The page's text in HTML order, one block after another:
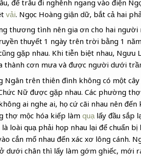
để trâu đi nghênh ngang vào điện
vải. Ngọc Hoàng giận dữ, bắt cả hai
thương tình nên gia ơn cho hai
thuyết 1 ngày trên trời bằng 1
gặp nhau. Khi tiễn biệt nhau,
thành cơn mưa và được người dưới
Ngân trên thiên đình không có một
Nữ được gặp nhau. Các phường
ai nghe ai, họ cứ cãi nhau nên
thợ mộc hóa kiếp làm quạlấy đầu sắp
loài quạ phải họp nhau lại để chuẩn
cắn mổ nhau đến xác xơ lông cánh.
dưới chân thì lấy làm gớm ghiếc, mới